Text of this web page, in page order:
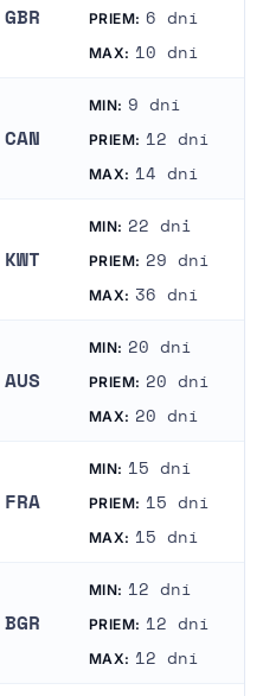
GBR PRIEM: 6 dní
MAX: 10 dní
CAN
MIN: 9 dní
PRIEM: 12 dní
MAX: 14 dní
KWT
MIN: 22 dni
PRIEM: 29 dní
MAX: 36 dní
AUS
MIN: 20 dní
PRIEM: 20 dní
MAX: 20 dní
FRA
MIN: 15 dní
PRIEM: 15 dní
MAX: 15 dní
BGR
MIN: 12 dní
PRIEM: 12 dní
MAX: 12 dní